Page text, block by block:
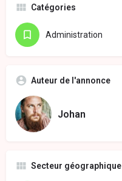
Catégories
Administration
Auteur de l'annonce
Johan
Secteur géographique